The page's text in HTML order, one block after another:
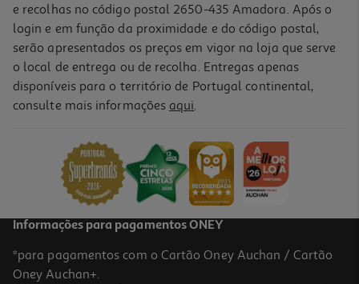
Tetina Dr. Brown's Boca Estreita N4 2un
e recolhas no código postal 2650-435 Amadora. Após o
login e em função da proximidade e do código postal,
serão apresentados os preços em vigor na loja que serve
o local de entrega ou de recolha. Entregas apenas
disponíveis para o território de Portugal continental,
consulte mais informações aqui.
Informações para pagamentos ONEY
*para pagamentos com o Cartão Oney Auchan / Cartão
Oney Auchan+.